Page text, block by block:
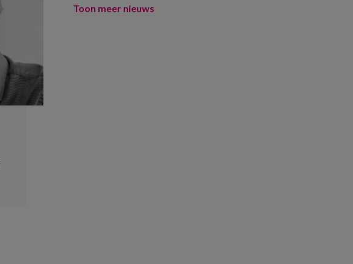
Toon meer nieuws